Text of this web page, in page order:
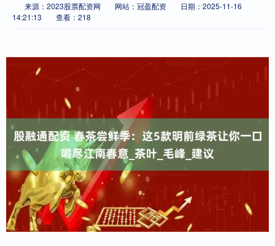
来源：2023股票配资网 网站：冠盈配资
日期：2025-11-16
14:21:13
查看：218